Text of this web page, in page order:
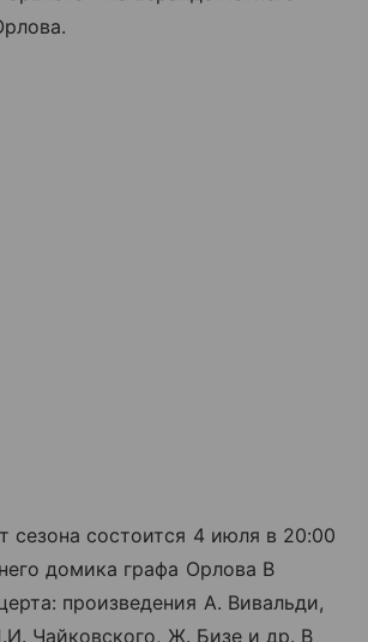
сезона состоится 4 июля в 20:00
домика графа Орлова В
произведения А. Вивальди,
Чайковского, Ж. Бизе и др. В